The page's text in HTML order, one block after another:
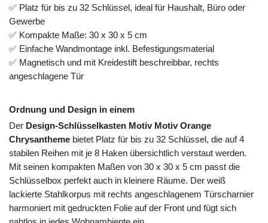
✅ Platz für bis zu 32 Schlüssel, ideal für Haushalt, Büro oder
Gewerbe
✅ Kompakte Maße: 30 x 30 x 5 cm
✅ Einfache Wandmontage inkl. Befestigungsmaterial
✅ Magnetisch und mit Kreidestift beschreibbar, rechts
angeschlagene Tür
Ordnung und Design in einem
Der Design-Schlüsselkasten Motiv Motiv Orange
Chrysantheme bietet Platz für bis zu 32 Schlüssel, die auf 4
stabilen Reihen mit je 8 Haken übersichtlich verstaut werden.
Mit seinen kompakten Maßen von 30 x 30 x 5 cm passt die
Schlüsselbox perfekt auch in kleinere Räume. Der weiß
lackierte Stahlkorpus mit rechts angeschlagenem Türscharnier
harmoniert mit gedruckten Folie auf der Front und fügt sich